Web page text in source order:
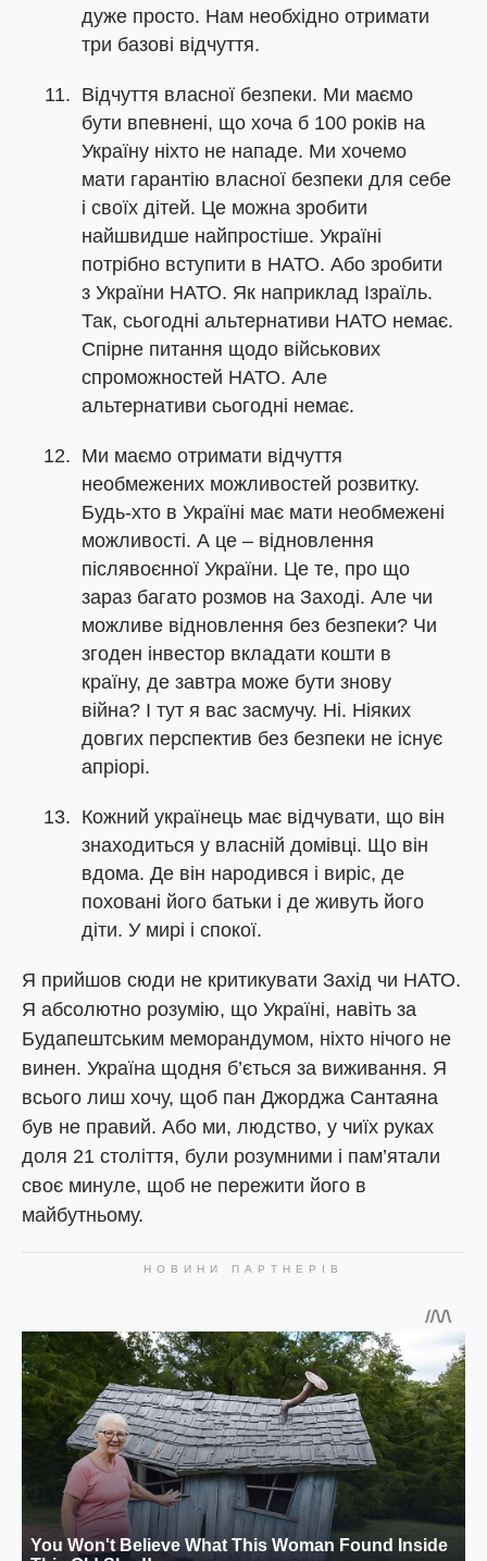
дуже просто. Нам необхідно отримати
три базові відчуття.
Відчуття власної безпеки. Ми маємо
бути впевнені, що хоча б 100 років на
Україну ніхто не нападе. Ми хочемо
мати гарантію власної безпеки для себе
і своїх дітей. Це можна зробити
найшвидше найпростіше. Україні
потрібно вступити в НАТО. Або зробити
з України НАТО. Як наприклад Ізраїль.
Так, сьогодні альтернативи НАТО немає.
Спірне питання щодо військових
спроможностей НАТО. Але
альтернативи сьогодні немає.
Ми маємо отримати відчуття
необмежених можливостей розвитку.
Будь-хто в Україні має мати необмежені
можливості. А це – відновлення
післявоєнної України. Це те, про що
зараз багато розмов на Заході. Але чи
можливе відновлення без безпеки? Чи
згоден інвестор вкладати кошти в
країну, де завтра може бути знову
війна? І тут я вас засмучу. Ні. Ніяких
довгих перспектив без безпеки не існує
апріорі.
Кожний українець має відчувати, що він
знаходиться у власній домівці. Що він
вдома. Де він народився і виріс, де
поховані його батьки і де живуть його
діти. У мирі і спокої.
Я прийшов сюди не критикувати Захід чи НАТО.
Я абсолютно розумію, що Україні, навіть за
Будапештським меморандумом, ніхто нічого не
винен. Україна щодня б’ється за виживання. Я
всього лиш хочу, щоб пан Джорджа Сантаяна
був не правий. Або ми, людство, у чиїх руках
доля 21 століття, були розумними і пам’ятали
своє минуле, щоб не пережити його в
майбутньому.